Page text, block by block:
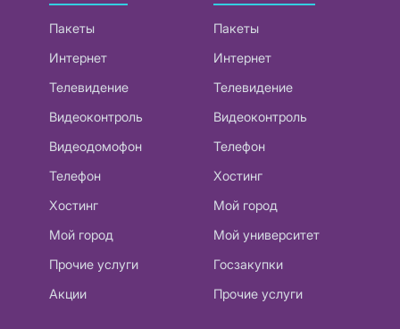
Пакеты
Интернет
Телевидение
Видеоконтроль
Видеодомофон
Телефон
Хостинг
Мой город
Прочие услуги
Акции
Пакеты
Интернет
Телевидение
Видеоконтроль
Телефон
Хостинг
Мой город
Мой университет
Госзакупки
Прочие услуги